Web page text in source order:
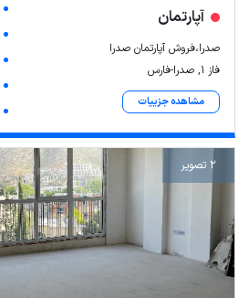
آپارتمان
صدرا،فروش آپارتمان صدرا
فاز ۱, صدرا-فارس
مشاهده جزییات
2 تصویر